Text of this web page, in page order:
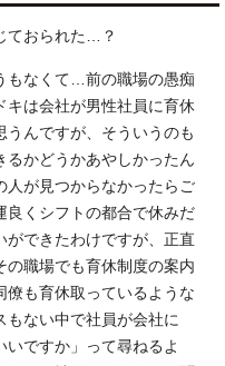
ておられた…？
もなくて…前の職場の愚痴
キは会社が男性社員に育休
んですが、そういうのも
るかどうかあやしかったん
人が見つからなかったらご
くシフトの都合で休みだ
ができたわけですが、正直
の職場でも育休制度の案内
僚も育休取っているような
もない中で社員が会社に
いですか」って尋ねるよ